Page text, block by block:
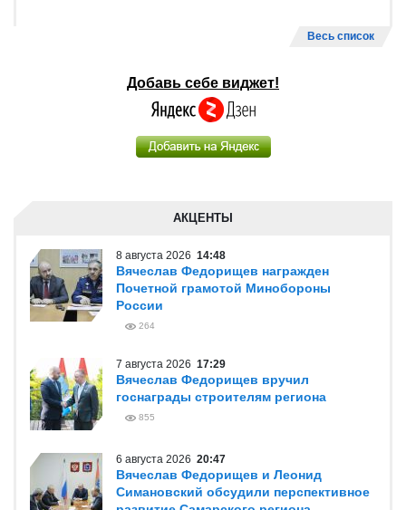
Весь список
Добавь себе виджет!
АКЦЕНТЫ
8 августа 2026 14:48
Вячеслав Федорищев награжден
Почетной грамотой Минобороны
России
264
7 августа 2026 17:29
Вячеслав Федорищев вручил
госнаграды строителям региона
855
6 августа 2026 20:47
Вячеслав Федорищев и Леонид
Симановский обсудили перспективное